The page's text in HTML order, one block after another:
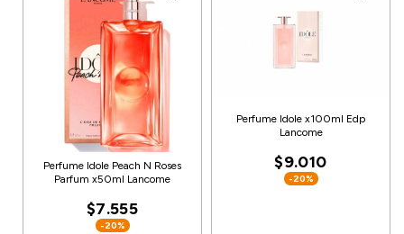
Perfume Idole Peach N Roses
Parfum x50ml Lancome
$7.555
-20%
Perfume Idole x100ml Edp
Lancome
$9.010
-20%